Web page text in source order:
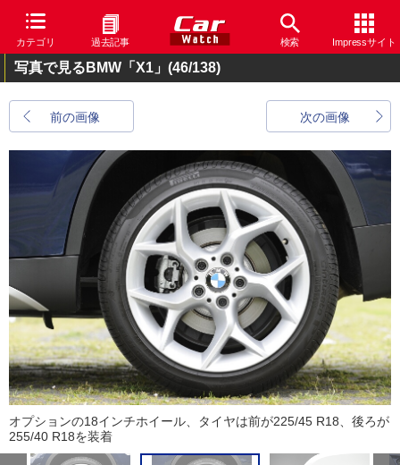
カテゴリ 過去記事 検索 Impressサイト
写真で見るBMW「X1」 (46/138)
前の画像 次の画像
オプションの18インチホイール、タイヤは前が225/45 R18、後ろが
255/40 R18を装着